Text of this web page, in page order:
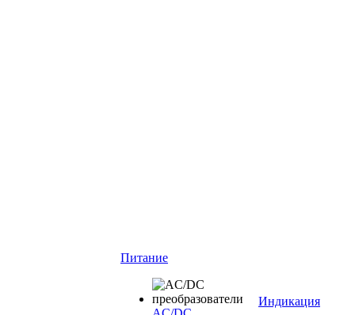
Питание
Индикация